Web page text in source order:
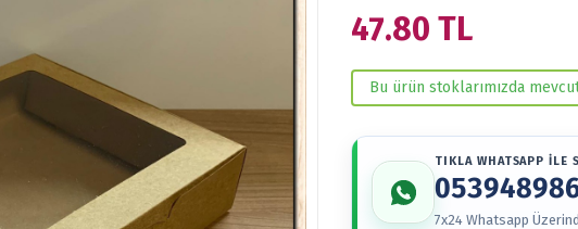
47.80 TL
Bu ürün stoklarımızda
TIKLA WHATSAPP İLE
7x24 Whatsapp